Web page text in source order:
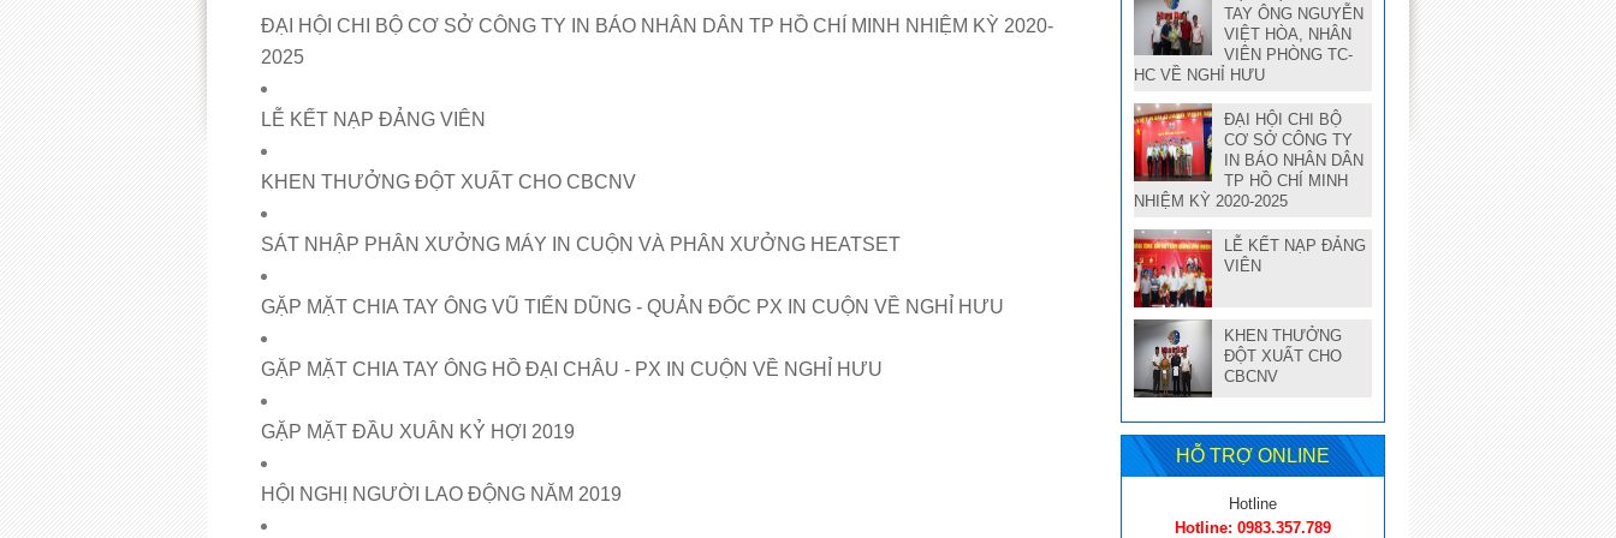
ĐẠI HỘI CHI BỘ CƠ SỞ CÔNG TY IN BÁO NHÂN DÂN TP HỒ CHÍ MINH NHIỆM KỲ 2020-
2025
LỄ KẾT NẠP ĐẢNG VIÊN
KHEN THƯỞNG ĐỘT XUẤT CHO CBCNV
SÁT NHẬP PHÂN XƯỞNG MÁY IN CUỘN VÀ PHÂN XƯỞNG HEATSET
GẶP MẶT CHIA TAY ÔNG VŨ TIẾN DŨNG - QUẢN ĐỐC PX IN CUỘN VỀ NGHỈ HƯU
GẶP MẶT CHIA TAY ÔNG HỒ ĐẠI CHÂU - PX IN CUỘN VỀ NGHỈ HƯU
GẶP MẶT ĐẦU XUÂN KỶ HỢI 2019
HỘI NGHỊ NGƯỜI LAO ĐỘNG NĂM 2019
TAY ÔNG NGUYỄN
VIỆT HÒA, NHÂN
VIÊN PHÒNG TC-
HC VỀ NGHỈ HƯU
ĐẠI HỘI CHI BỘ
CƠ SỞ CÔNG TY
IN BÁO NHÂN DÂN
TP HỒ CHÍ MINH
NHIỆM KỲ 2020-2025
LỄ KẾT NẠP ĐẢNG
VIÊN
KHEN THƯỞNG
ĐỘT XUẤT CHO
CBCNV
HỖ TRỢ ONLINE
Hotline
Hotline: 0983.357.789